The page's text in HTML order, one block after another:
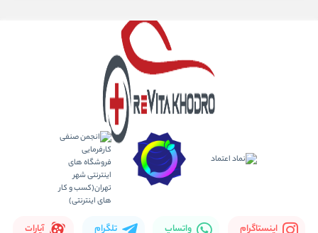
اینستاگرام واتساپ تلگرام آپارات